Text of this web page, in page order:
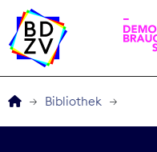
Bibliothek